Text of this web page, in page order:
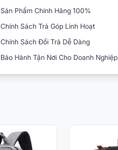
Sản Phẩm Chính Hãng 100%
Chính Sách Trả Góp Linh Hoạt
Chính Sách Đổi Trả Dễ Dàng
Bảo Hành Tận Nơi Cho Doanh Nghiệp